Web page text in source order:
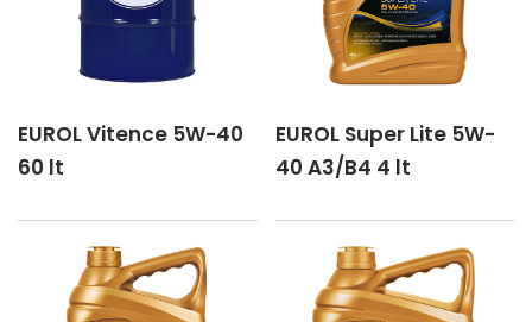
EUROL Vitence 5W-40
60 lt
EUROL Super Lite 5W-
40 A3/B4 4 lt